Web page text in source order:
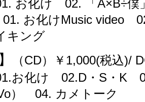
お化け 02. 「A×B÷僕
お化けMusic video
キング
（CD）￥1,000(税込)/
お化け 02.D・S・K
） 04. カメトーク